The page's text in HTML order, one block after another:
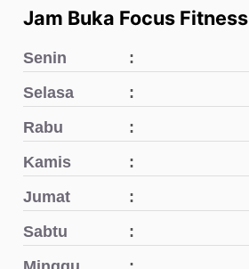
Jam Buka Focus Fitness
Senin
Selasa
Rabu
Kamis
Jumat
Sabtu